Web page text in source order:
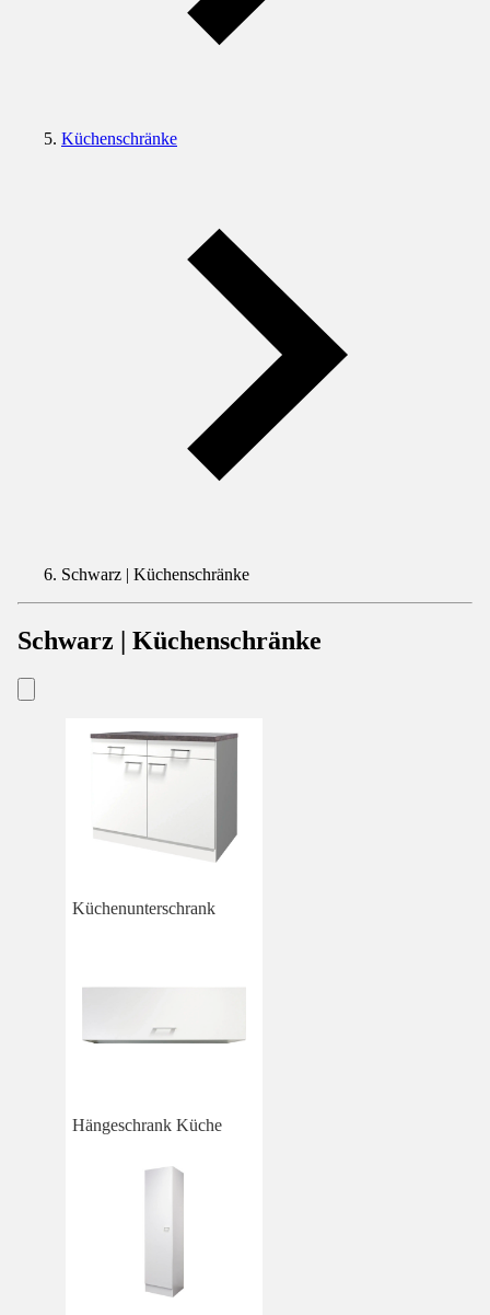
Küchenschränke
Schwarz | Küchenschränke
Schwarz | Küchenschränke
Küchenunterschrank
Hängeschrank Küche